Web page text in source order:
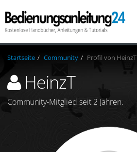
Startseite Community Profil von HeinzT
HeinzT
Community-Mitglied seit 2 Jahren.